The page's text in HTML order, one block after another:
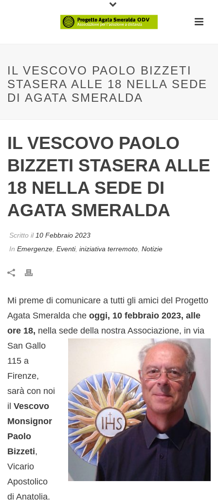
IL VESCOVO PAOLO BIZZETI
STASERA ALLE 18 NELLA SEDE
DI AGATA SMERALDA
IL VESCOVO PAOLO
BIZZETI STASERA ALLE
18 NELLA SEDE DI
AGATA SMERALDA
Scritto il 10 Febbraio 2023
In Emergenze Eventi, iniziativa terremoto Notizie
Mi preme di comunicare a tutti gli amici del Progetto
Agata Smeralda che oggi, 10 febbraio 2023, alle
ore 18, nella sede della nostra Associazione, in via
San Gallo
115 a
Firenze,
sarà con noi
il Vescovo
Monsignor
Paolo
Bizzeti,
Vicario
Apostolico
di Anatolia.